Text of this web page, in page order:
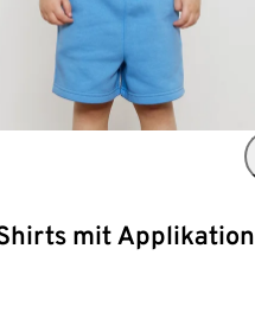
mit Applikation